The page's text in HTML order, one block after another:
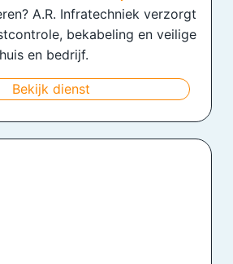
A.R. Infratechniek verzorgt
bekabeling en veilige
en bedrijf.
Bekijk dienst